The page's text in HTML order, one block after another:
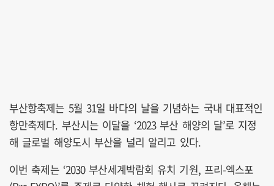
부산항축제는 5월 31일 바다의 날을 기념하는 국내 대표적인
항만축제다. 부산시는 이달을 ‘2023 부산 해양의 달’로 지정
해 글로벌 해양도시 부산을 널리 알리고 있다.
이번 축제는 ‘2030 부산세계박람회 유치 기원, 프리-엑스포